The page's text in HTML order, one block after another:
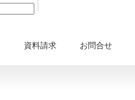
資料請求 お問合せ